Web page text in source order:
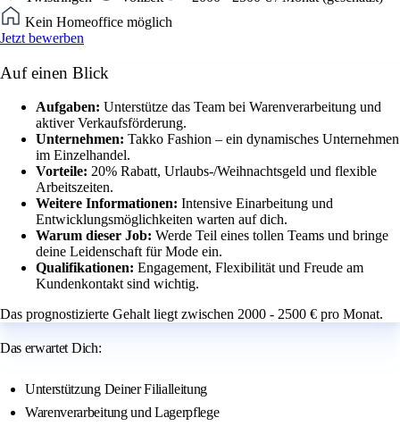
Kein Homeoffice möglich
Jetzt bewerben
Auf einen Blick
Aufgaben: Unterstütze das Team bei Warenverarbeitung und
aktiver Verkaufsförderung.
Unternehmen: Takko Fashion – ein dynamisches Unternehmen
im Einzelhandel.
Vorteile: 20% Rabatt, Urlaubs-/Weihnachtsgeld und flexible
Arbeitszeiten.
Weitere Informationen: Intensive Einarbeitung und
Entwicklungsmöglichkeiten warten auf dich.
Warum dieser Job: Werde Teil eines tollen Teams und bringe
deine Leidenschaft für Mode ein.
Qualifikationen: Engagement, Flexibilität und Freude am
Kundenkontakt sind wichtig.
Das prognostizierte Gehalt liegt zwischen 2000 - 2500 € pro Monat.
Das erwartet Dich:
Unterstützung Deiner Filialleitung
Warenverarbeitung und Lagerpflege